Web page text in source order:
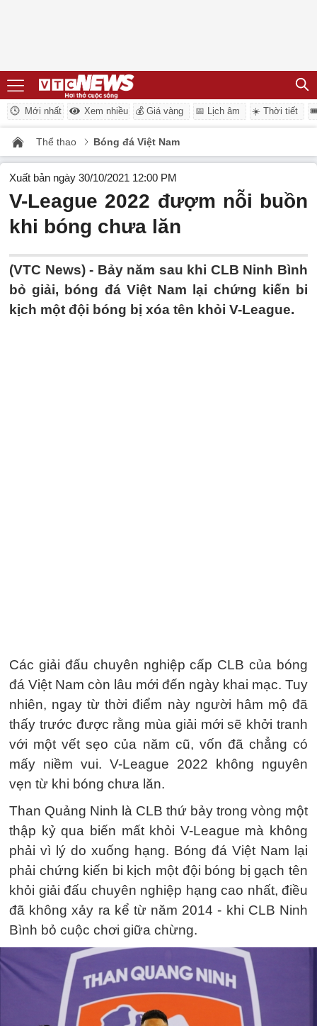
Mới nhất Xem nhiều 💰 Giá vàng 📅 Lịch âm ☀️ Thời tiết
Thể thao Bóng đá Việt Nam
Xuất bản ngày 30/10/2021 12:00 PM
V-League 2022 đượm nỗi buồn
khi bóng chưa lăn
(VTC News) - Bảy năm sau khi CLB Ninh Bình
bỏ giải, bóng đá Việt Nam lại chứng kiến bi
kịch một đội bóng bị xóa tên khỏi V-League.
Các giải đấu chuyên nghiệp cấp CLB của bóng
đá Việt Nam còn lâu mới đến ngày khai mạc. Tuy
nhiên, ngay từ thời điểm này người hâm mộ đã
thấy trước được rằng mùa giải mới sẽ khởi tranh
với một vết sẹo của năm cũ, vốn đã chẳng có
mấy niềm vui. V-League 2022 không nguyên
vẹn từ khi bóng chưa lăn.
Than Quảng Ninh là CLB thứ bảy trong vòng một
thập kỷ qua biến mất khỏi V-League mà không
phải vì lý do xuống hạng. Bóng đá Việt Nam lại
phải chứng kiến bi kịch một đội bóng bị gạch tên
khỏi giải đấu chuyên nghiệp hạng cao nhất, điều
đã không xảy ra kể từ năm 2014 - khi CLB Ninh
Bình bỏ cuộc chơi giữa chừng.